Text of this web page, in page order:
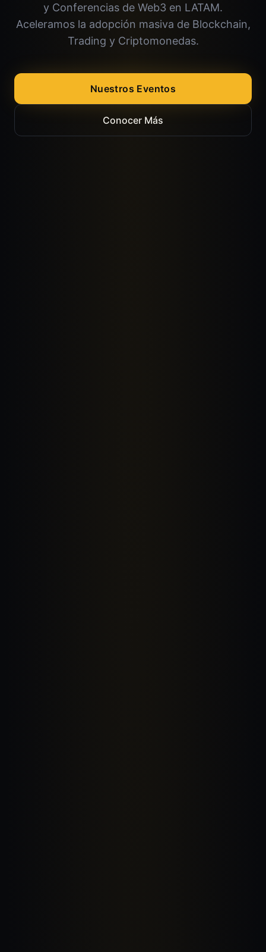
y Conferencias de Web3 en LATAM.
Aceleramos la adopción masiva de Blockchain,
Trading y Criptomonedas.
Nuestros Eventos
Conocer Más